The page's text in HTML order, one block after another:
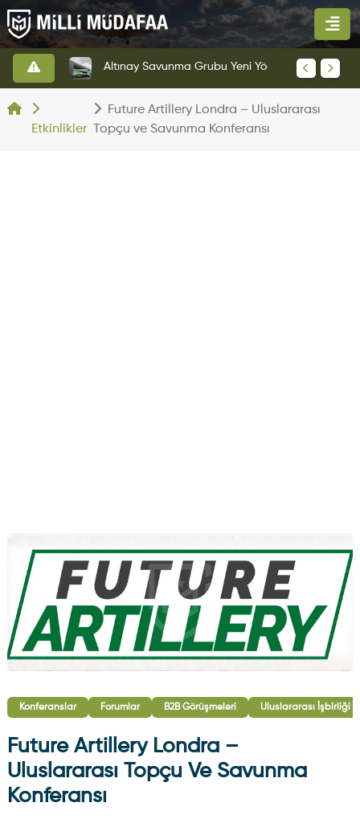
Etkinlikler
Future Artillery Londra – Uluslararası
Topçu ve Savunma Konferansı
Konferanslar Forumlar B2B Görüşmeleri Uluslararası İşbirliği
Future Artillery Londra –
Uluslararası Topçu Ve Savunma
Konferansı